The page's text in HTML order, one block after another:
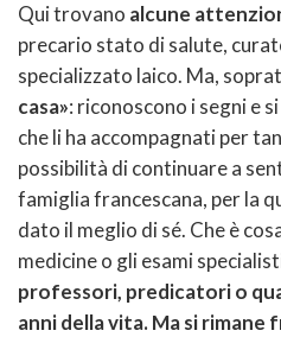
Qui trovano alcune
precario stato di salute,
specializzato laico. Ma,
casa»: riconoscono i segni e
che li ha accompagnati per
possibilità di continuare a
famiglia francescana, per la
dato il meglio di sé. Che è
medicine o gli esami
professori, predicatori o
anni della vita. Ma si rimane